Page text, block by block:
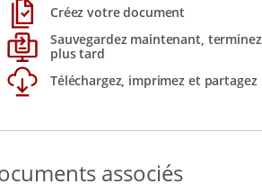
Créez votre document
Sauvegardez maintenant, terminez
plus tard
Téléchargez, imprimez et partagez
associés